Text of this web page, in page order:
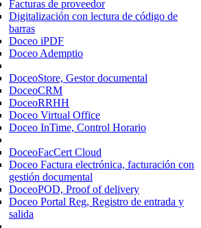
Facturas de proveedor
Digitalización con lectura de código de
barras
Doceo iPDF
Doceo Ademptio
DoceoStore, Gestor documental
DoceoCRM
DoceoRRHH
Doceo Virtual Office
Doceo InTime, Control Horario
DoceoFacCert Cloud
Doceo Factura electrónica, facturación con
gestión documental
DoceoPOD, Proof of delivery
Doceo Portal Reg, Registro de entrada y
salida